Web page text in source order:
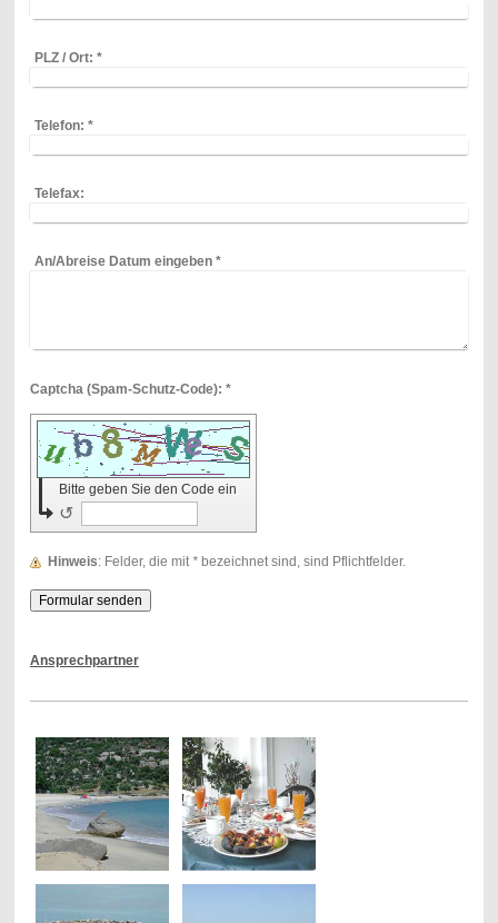
PLZ / Ort: *
Telefon: *
Telefax:
An/Abreise Datum eingeben*
Captcha (Spam-Schutz-Code): *
Bitte geben Sie den Code ein
↺
Hinweis : Felder, die mit *bezeichnet sind, sind Pflichtfelder.
Ansprechpartner